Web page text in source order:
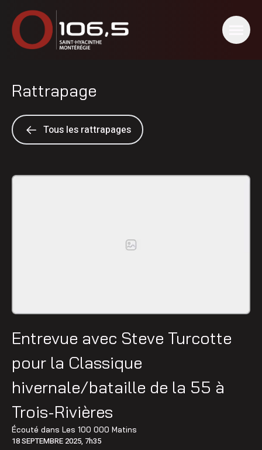
Rattrapage
Tous les rattrapages
Entrevue avec Steve Turcotte
pour la Classique
hivernale/bataille de la 55 à
Trois-Rivières
Écouté dans Les 100 000 Matins
18 SEPTEMBRE 2025, 7h35